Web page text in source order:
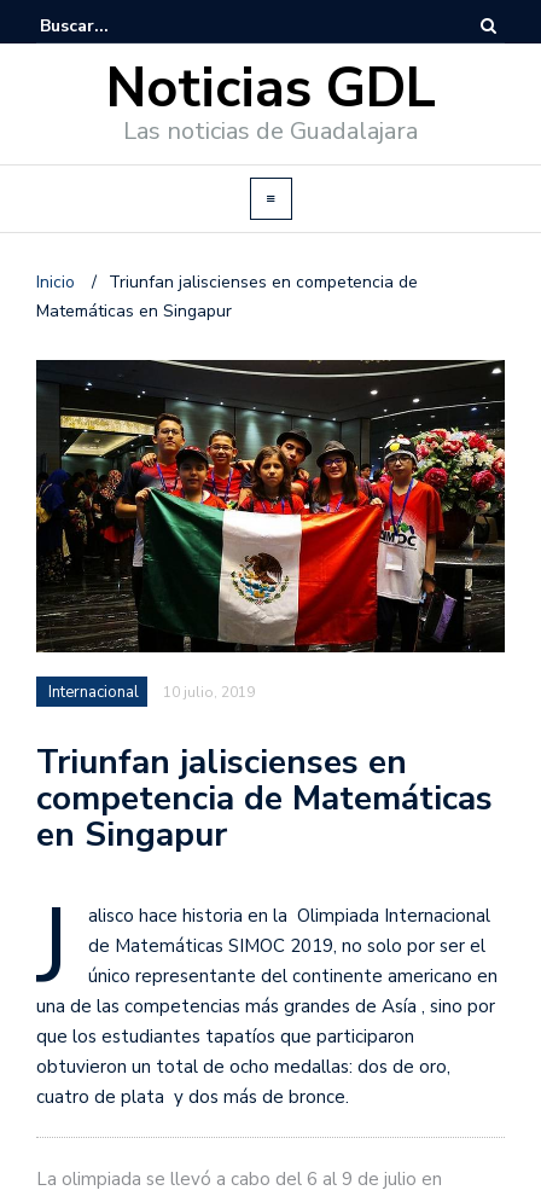
Noticias GDL
Las noticias de Guadalajara
Inicio / Triunfan jaliscienses en competencia de
Matemáticas en Singapur
Internacional 10 julio, 2019
Triunfan jaliscienses en
competencia de Matemáticas
en Singapur
J
alisco hace historia en la Olimpiada Internacional
de Matemáticas SIMOC 2019, no solo por ser el
único representante del continente americano en
una de las competencias más grandes de Asía , sino por
que los estudiantes tapatíos que participaron
obtuvieron un total de ocho medallas: dos de oro,
cuatro de plata y dos más de bronce.
La olimpiada se llevó a cabo del 6 al 9 de julio en